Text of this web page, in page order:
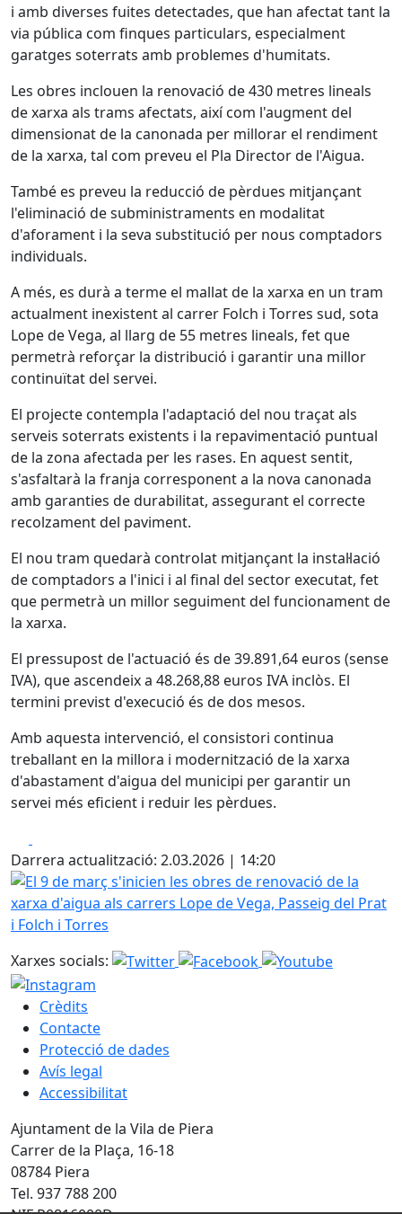
i amb diverses fuites detectades, que han afectat tant la
via pública com finques particulars, especialment
garatges soterrats amb problemes d'humitats.
Les obres inclouen la renovació de 430 metres lineals
de xarxa als trams afectats, així com l'augment del
dimensionat de la canonada per millorar el rendiment
de la xarxa, tal com preveu el Pla Director de l'Aigua.
També es preveu la reducció de pèrdues mitjançant
l'eliminació de subministraments en modalitat
d'aforament i la seva substitució per nous comptadors
individuals.
A més, es durà a terme el mallat de la xarxa en un tram
actualment inexistent al carrer Folch i Torres sud, sota
Lope de Vega, al llarg de 55 metres lineals, fet que
permetrà reforçar la distribució i garantir una millor
continuïtat del servei.
El projecte contempla l'adaptació del nou traçat als
serveis soterrats existents i la repavimentació puntual
de la zona afectada per les rases. En aquest sentit,
s'asfaltarà la franja corresponent a la nova canonada
amb garanties de durabilitat, assegurant el correcte
recolzament del paviment.
El nou tram quedarà controlat mitjançant la instal·lació
de comptadors a l'inici i al final del sector executat, fet
que permetrà un millor seguiment del funcionament de
la xarxa.
El pressupost de l'actuació és de 39.891,64 euros (sense
IVA), que ascendeix a 48.268,88 euros IVA inclòs. El
termini previst d'execució és de dos mesos.
Amb aquesta intervenció, el consistori continua
treballant en la millora i modernització de la xarxa
d'abastament d'aigua del municipi per garantir un
servei més eficient i reduir les pèrdues.
Darrera actualització: 2.03.2026 | 14:20
El 9 de març s'inicien les obres de renovació de la xarxa
Xarxes socials:
Crèdits
Contacte
Protecció de dades
Avís legal
Accessibilitat
Ajuntament de la Vila de Piera
Carrer de la Plaça, 16-18
08784 Piera
Tel. 937 788 200